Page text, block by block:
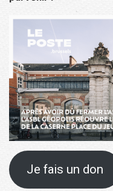
Je fais un don